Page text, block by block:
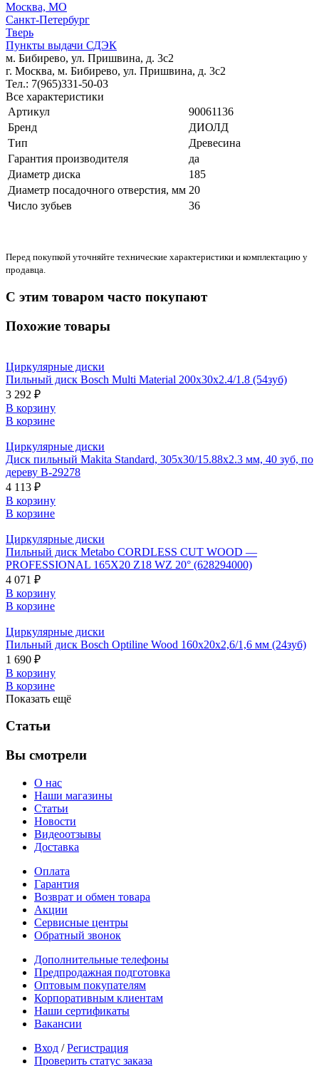
Москва, МО
Санкт-Петербург
Тверь
Пункты выдачи СДЭК
м. Бибирево, ул. Пришвина, д. 3с2
г. Москва, м. Бибирево, ул. Пришвина, д. 3с2
Тел.: 7(965)331-50-03
Все характеристики
Артикул
90061136
Бренд
ДИОЛД
Тип
Древесина
Гарантия производителя
да
Диаметр диска
185
Диаметр посадочного отверстия, мм 20
Число зубьев
36
Перед покупкой уточняйте технические характеристики и комплектацию у
продавца.
С этим товаром часто покупают
Похожие товары
Циркулярные диски
Пильный диск Bosch Multi Material 200x30x2.4/1.8 (54зуб)
3 292 ₽
В корзину
В корзине
Циркулярные диски
Диск пильный Makita Standard, 305х30/15.88х2.3 мм, 40 зуб, по
дереву B-29278
4 113 ₽
В корзину
В корзине
Циркулярные диски
Пильный диск Metabo CORDLESS CUT WOOD —
PROFESSIONAL 165X20 Z18 WZ 20° (628294000)
4 071 ₽
В корзину
В корзине
Циркулярные диски
Пильный диск Bosch Optiline Wood 160х20х2,6/1,6 мм (24зуб)
1 690 ₽
В корзину
В корзине
Показать ещё
Статьи
Вы смотрели
О нас
Наши магазины
Статьи
Новости
Видеоотзывы
Доставка
Оплата
Гарантия
Возврат и обмен товара
Акции
Сервисные центры
Обратный звонок
Дополнительные телефоны
Предпродажная подготовка
Оптовым покупателям
Корпоративным клиентам
Наши сертификаты
Вакансии
Вход /Регистрация
Проверить статус заказа